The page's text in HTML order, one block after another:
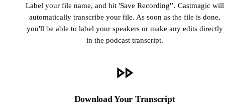
Label your file name, and hit 'Save Recording'’. Castmagic will
automatically transcribe your file. As soon as the file is done,
you'll be able to label your speakers or make any edits directly
in the podcast transcript.
Download Your Transcript